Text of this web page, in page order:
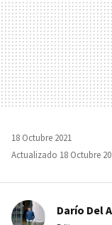
18 Octubre 2021
Actualizado 18 Octubre
Darío Del